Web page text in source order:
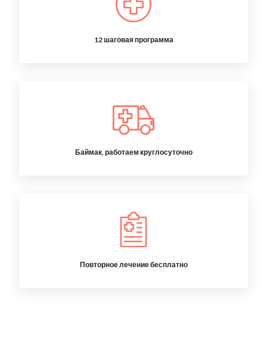
12 шаговая программа
Баймак, работаем круглосуточно
Повторное лечение бесплатно